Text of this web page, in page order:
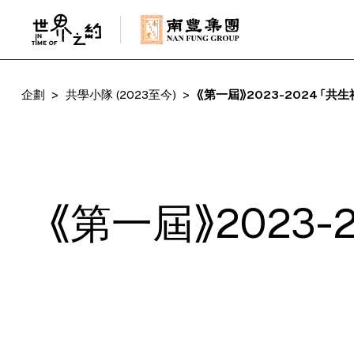
企劃 共學小隊 (2023至今) 《第一屆》2023-2024 「共生
《第一屆》